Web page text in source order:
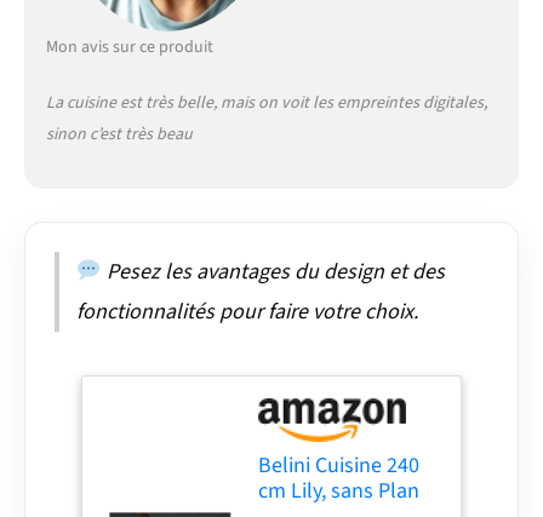
pour portes et
COUVERTS &
ORGANISATION –
Organisation intégrée
pour une visibilité
optimale et une
utilisation efficace de
l’espace. Design
ergonomique pour un
Mon avis sur ce produit
La cuisine est très belle, mais on voit les empreintes digitales,
sinon c’est très beau
Pesez les avantages du design et des
fonctionnalités pour faire votre choix.
Belini Cuisine 240
cm Lily, sans Plan